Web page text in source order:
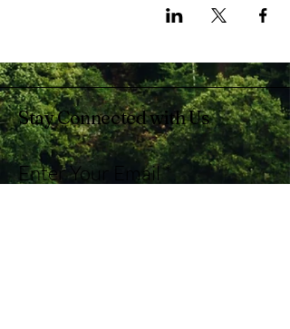
Stay Connected with Us
Enter Your Email